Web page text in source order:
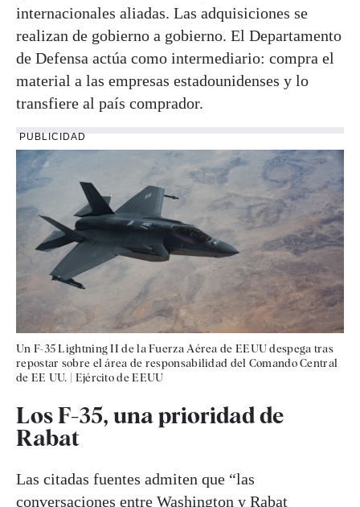
internacionales aliadas. Las adquisiciones se
realizan de gobierno a gobierno. El Departamento
de Defensa actúa como intermediario: compra el
material a las empresas estadounidenses y lo
transfiere al país comprador.
PUBLICIDAD
Un F-35 Lightning II de la Fuerza Aérea de EEUU despega tras
repostar sobre el área de responsabilidad del Comando Central
de EE UU.
Ejército de EEUU
Los F-35, una prioridad de
Rabat
Las citadas fuentes admiten que “las
conversaciones entre Washington y Rabat